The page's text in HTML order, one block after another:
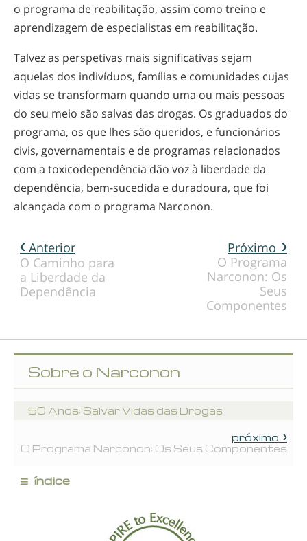
o programa de reabilitação, assim como treino e
aprendizagem de especialistas em reabilitação.
Talvez as perspetivas mais significativas sejam
aquelas dos indivíduos, famílias e comunidades cujas
vidas se transformam quando uma ou mais pessoas
do seu meio são salvas das drogas. Os graduados do
programa, os que lhes são queridos, e funcionários
civis, governamentais e de programas relacionados
com a toxicodependência dão voz à liberdade da
dependência, bem-sucedida e duradoura, que foi
alcançada com o programa Narconon.
Próximo
O Programa
Narconon: Os
Seus
Componentes
Anterior
O Caminho para
a Liberdade da
Dependência
Sobre o Narconon
50 Anos: Salvar Vidas das Drogas
próximo
O Programa Narconon: Os Seus Componentes
≡ índice